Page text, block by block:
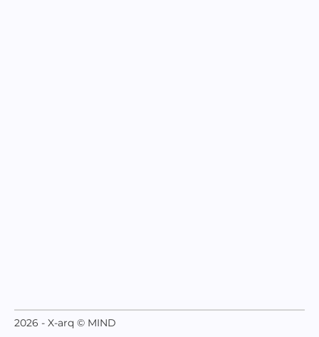
2026 - X-arq © MIND